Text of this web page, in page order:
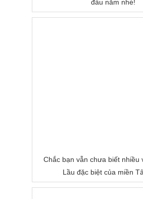
đầu năm nhé!
Chắc bạn vẫn chưa biết nhiều
Lầu đặc biệt của miền